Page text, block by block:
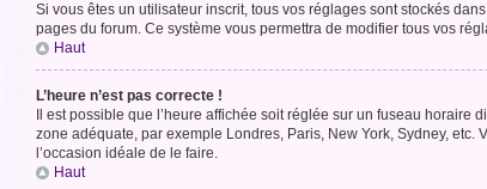
Si vous êtes un utilisateur inscrit, tous vos réglages sont stockés
pages du forum. Ce système vous permettra de modifier tous vos
Haut
L’heure n’est pas correcte !
Il est possible que l’heure affichée soit réglée sur un fuseau
zone adéquate, par exemple Londres, Paris, New York, Sydney, etc.
l’occasion idéale de le faire.
Haut